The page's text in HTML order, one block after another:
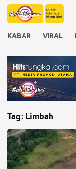
KABAR VIRAL
Tag: Limbah